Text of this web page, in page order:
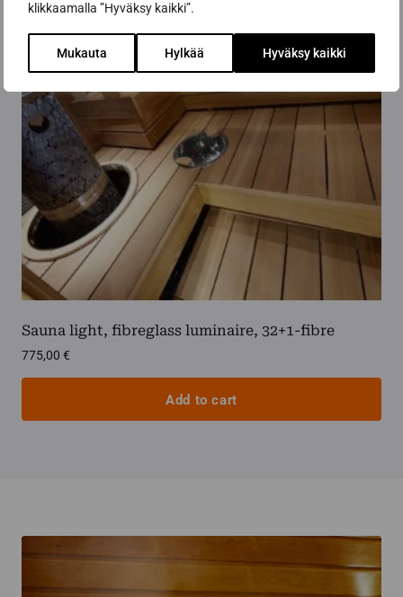
klikkaamalla ”Hyväksy kaikki”.
Mukauta Hylkää Hyväksy kaikki
Sauna light, fibreglass luminaire, 32+1-fibre
775,00 €
Add to cart